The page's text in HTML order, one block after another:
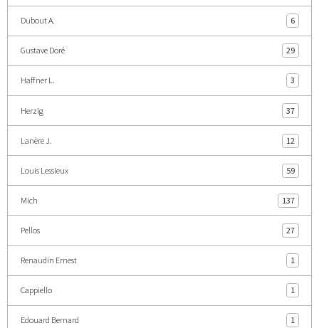
Dubout A. 6
Gustave Doré 29
Haffner L. 3
Herzig 37
Lanère J. 12
Louis Lessieux 59
Mich 137
Pellos 27
Renaudin Ernest 1
Cappiello 1
Edouard Bernard 1